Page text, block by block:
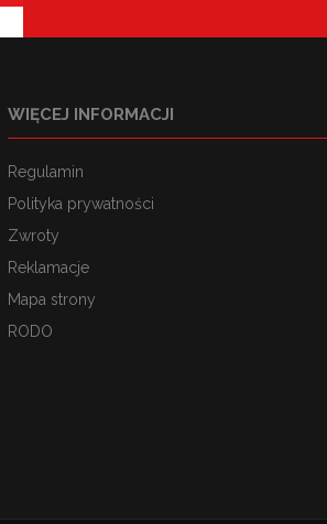
WIĘCEJ INFORMACJI
Regulamin
Polityka prywatności
Zwroty
Reklamacje
Mapa strony
RODO